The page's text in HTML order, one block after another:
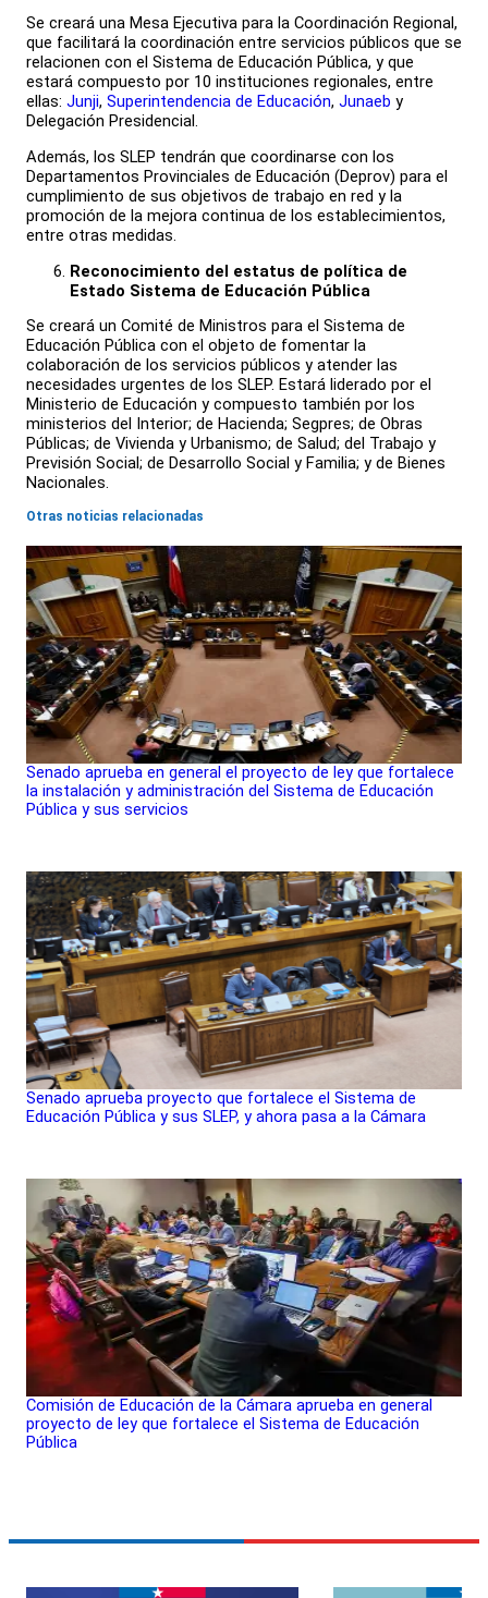
Se creará una Mesa Ejecutiva para la Coordinación Regional,
que facilitará la coordinación entre servicios públicos que se
relacionen con el Sistema de Educación Pública, y que
estará compuesto por 10 instituciones regionales, entre
ellas: Junji, Superintendencia de Educación, Junaeb y
Delegación Presidencial.
Además, los SLEP tendrán que coordinarse con los
Departamentos Provinciales de Educación (Deprov) para el
cumplimiento de sus objetivos de trabajo en red y la
promoción de la mejora continua de los establecimientos,
entre otras medidas.
Reconocimiento del estatus de política de
Estado Sistema de Educación Pública
Se creará un Comité de Ministros para el Sistema de
Educación Pública con el objeto de fomentar la
colaboración de los servicios públicos y atender las
necesidades urgentes de los SLEP. Estará liderado por el
Ministerio de Educación y compuesto también por los
ministerios del Interior; de Hacienda; Segpres; de Obras
Públicas; de Vivienda y Urbanismo; de Salud; del Trabajo y
Previsión Social; de Desarrollo Social y Familia; y de Bienes
Nacionales.
Otras noticias relacionadas
Senado aprueba en general el proyecto de ley que fortalece
la instalación y administración del Sistema de Educación
Pública y sus servicios
Senado aprueba proyecto que fortalece el Sistema de
Educación Pública y sus SLEP, y ahora pasa a la Cámara
Comisión de Educación de la Cámara aprueba en general
proyecto de ley que fortalece el Sistema de Educación
Pública